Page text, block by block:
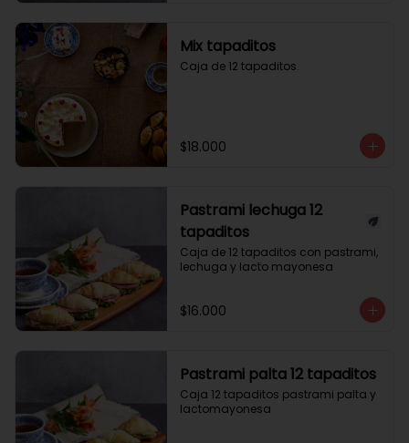
Mix tapaditos
Caja de 12 tapaditos.
$18.000
Pastrami lechuga 12
tapaditos
Caja de 12 tapaditos con pastrami,
lechuga y lacto mayonesa
$16.000
Pastrami palta 12 tapaditos
Caja 12 tapaditos pastrami palta y
lactomayonesa